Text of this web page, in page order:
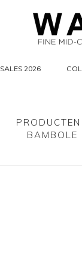
SALES 2026
BAMBOLE